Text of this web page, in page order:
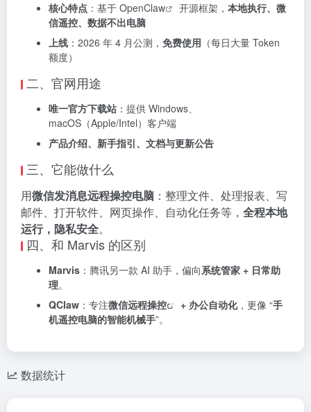
核心特点 ：基于 OpenClaw 开源框架， 本地执行、微
信遥控、数据不出电脑
上线 ：2026 年 4 月公测， 免费使用 （每日大量 Token
额度）
二、官网用途
唯一官方下载站 ：提供 Windows、
macOS（Apple/Intel）客户端
产品介绍、新手指引、文档与更新公告
三、它能做什么
用微信发消息远程操控电脑 ：整理文件、处理报表、写
邮件、打开软件、网页操作、自动化任务等， 全程本地
运行，隐私安全。
四、和 Marvis 的区别
Marvis ：腾讯另一款 AI 助手，偏向系统管家 + 日常助
理。
QClaw ：专注微信远程操控 + 办公自动化，更像 “手
机遥控电脑的智能机械手”。
数据统计